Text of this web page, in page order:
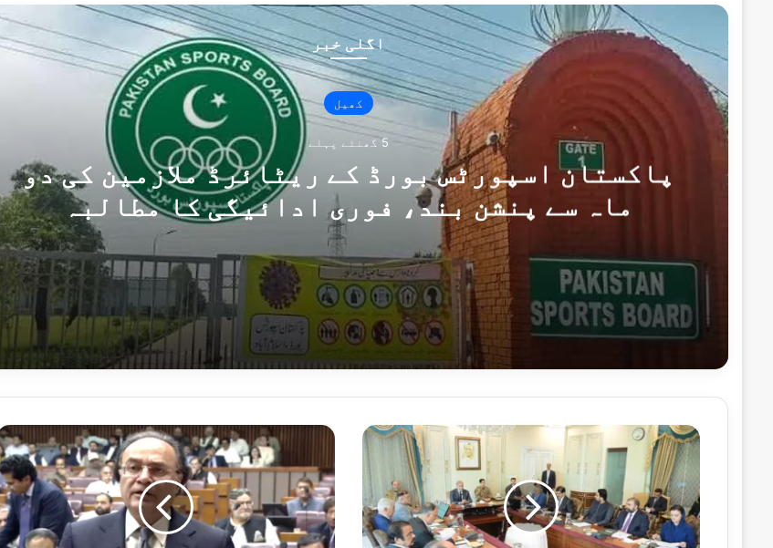
اگلی خبر
کھیل
5 گھنٹے پہلے
پاکستان اسپورٹس بورڈ کے ریٹائرڈ ملازمین کی دو
ماہ سے پنشن بند، فوری ادائیگی کا مطالبہ
5 گھنٹے پہلے
پاکستان اسپورٹس بورڈ کے ریٹائرڈ ملازمین کی دو ماہ سے پنشن بند، فوری ادائیگی کا مطالبہ
14 گھنٹے پہلے
صدر اور وزیراعظم کا 10 دہشت گردوں کو ہلاک کرنے پر سیکیورٹی فورسز کو خراجِ تحسین
قومی
اقتصادی
کونسل
کی
آئندہ
مالی
پاکستان
استحکام
کی
جانب
گامزن